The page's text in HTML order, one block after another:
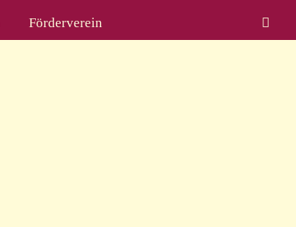
Förderverein